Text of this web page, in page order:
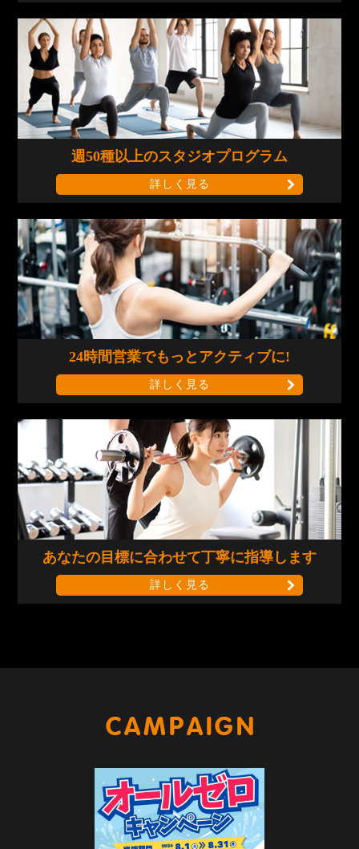
週50種以上のスタジオプログラム
詳しく見る
24時間営業でもっとアクティブに!
詳しく見る
あなたの目標に合わせて丁寧に指導します
詳しく見る